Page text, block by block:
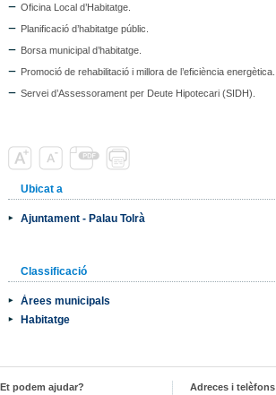
Oficina Local d’Habitatge.
Planificació d’habitatge públic.
Borsa municipal d’habitatge.
Promoció de rehabilitació i millora de l’eficiència energètica.
Servei d’Assessorament per Deute Hipotecari (SIDH).
Ubicat a
Ajuntament - Palau Tolrà
Classificació
Àrees municipals
Habitatge
Et podem ajudar?
Adreces i telèfons